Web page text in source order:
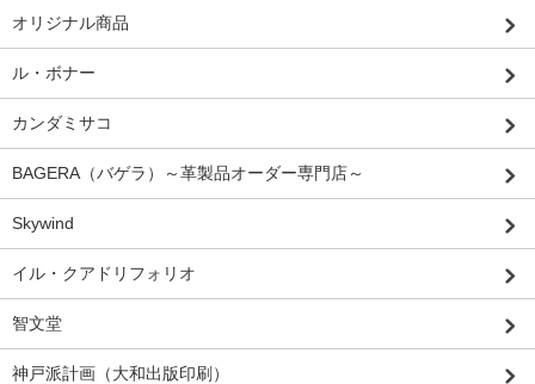
オリジナル商品
ル・ボナー
カンダミサコ
BAGERA（バゲラ）～革製品オーダー専門店～
Skywind
イル・クアドリフォリオ
智文堂
神戸派計画（大和出版印刷）